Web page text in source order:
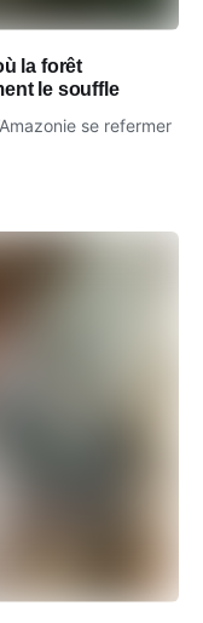
la forêt
le souffle
se refermer